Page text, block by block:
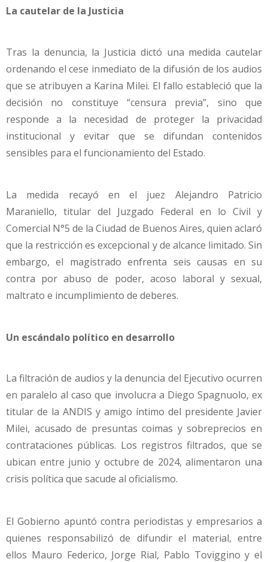
La cautelar de la Justicia
Tras la denuncia, la Justicia dictó una medida cautelar
ordenando el cese inmediato de la difusión de los audios
que se atribuyen a Karina Milei. El fallo estableció que la
decisión no constituye “censura previa”, sino que
responde a la necesidad de proteger la privacidad
institucional y evitar que se difundan contenidos
sensibles para el funcionamiento del Estado.
La medida recayó en el juez Alejandro Patricio
Maraniello, titular del Juzgado Federal en lo Civil y
Comercial N°5 de la Ciudad de Buenos Aires, quien aclaró
que la restricción es excepcional y de alcance limitado. Sin
embargo, el magistrado enfrenta seis causas en su
contra por abuso de poder, acoso laboral y sexual,
maltrato e incumplimiento de deberes.
Un escándalo político en desarrollo
La filtración de audios y la denuncia del Ejecutivo ocurren
en paralelo al caso que involucra a Diego Spagnuolo, ex
titular de la ANDIS y amigo íntimo del presidente Javier
Milei, acusado de presuntas coimas y sobreprecios en
contrataciones públicas. Los registros filtrados, que se
ubican entre junio y octubre de 2024, alimentaron una
crisis política que sacude al oficialismo.
El Gobierno apuntó contra periodistas y empresarios a
quienes responsabilizó de difundir el material, entre
ellos Mauro Federico, Jorge Rial, Pablo Toviggino y el